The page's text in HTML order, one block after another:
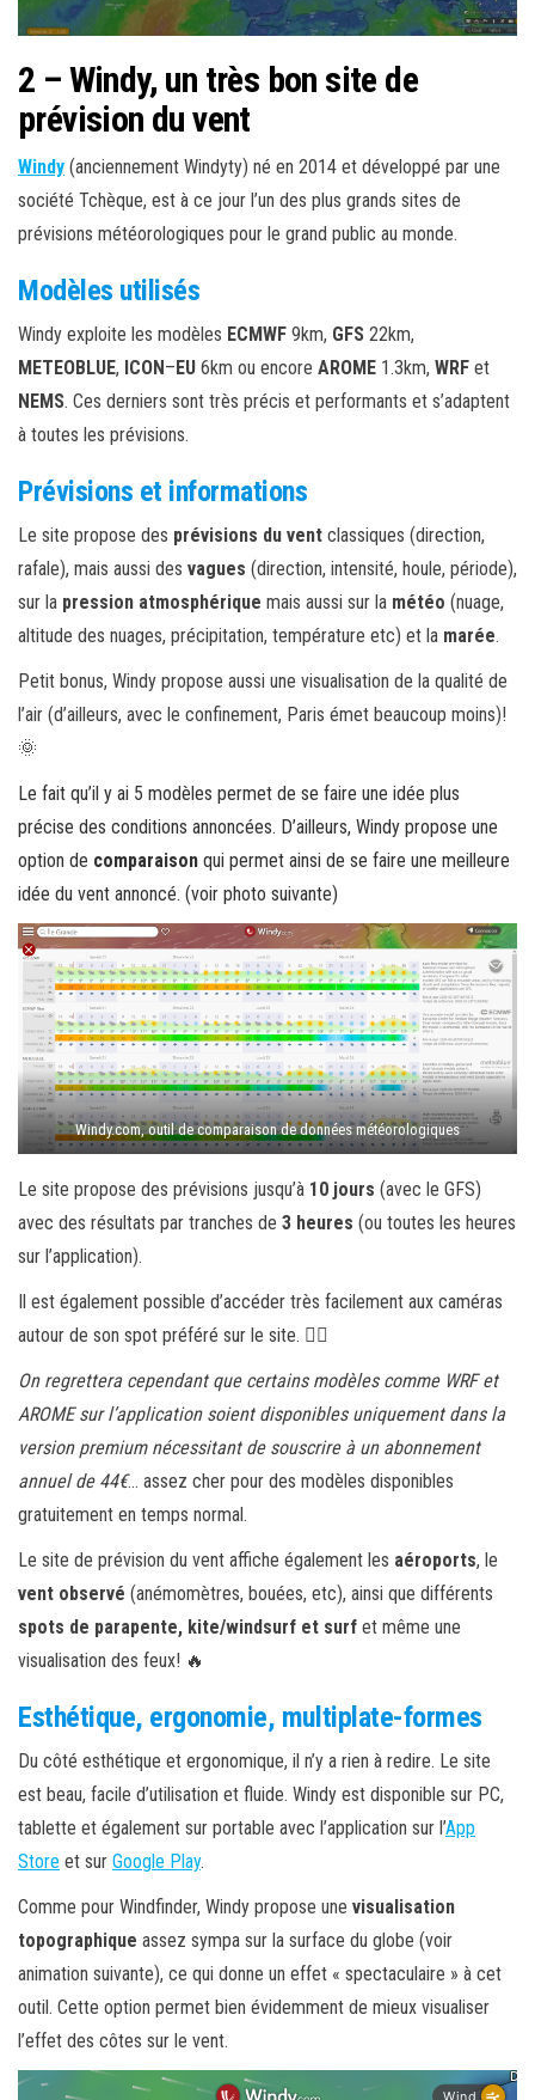
2 – Windy, un très bon site de
prévision du vent
Windy (anciennement Windyty) né en 2014 et développé par une
société Tchèque, est à ce jour l’un des plus grands sites de
prévisions météorologiques pour le grand public au monde.
Modèles utilisés
Windy exploite les modèles ECMWF 9km, GFS 22km,
METEOBLUE, ICON – EU 6km ou encore AROME 1.3km, WRF et
NEMS. Ces derniers sont très précis et performants et s’adaptent
à toutes les prévisions.
Prévisions et informations
Le site propose des prévisions du vent classiques (direction,
rafale), mais aussi des vagues (direction, intensité, houle, période),
sur la pression atmosphérique mais aussi sur la météo (nuage,
altitude des nuages, précipitation, température etc) et la marée.
Petit bonus, Windy propose aussi une visualisation de la qualité de
l’air (d’ailleurs, avec le confinement, Paris émet beaucoup moins)!
🌞
Le fait qu’il y ai 5 modèles permet de se faire une idée plus
précise des conditions annoncées. D’ailleurs, Windy propose une
option de comparaison qui permet ainsi de se faire une meilleure
idée du vent annoncé. (voir photo suivante)
Windy.com, outil de comparaison de données météorologiques
Le site propose des prévisions jusqu’à 10 jours (avec le GFS)
avec des résultats par tranches de 3 heures (ou toutes les heures
sur l’application).
Il est également possible d’accéder très facilement aux caméras
autour de son spot préféré sur le site. 👌🏼
On regrettera cependant que certains modèles comme WRF et
AROME sur l’application soient disponibles uniquement dans la
version premium nécessitant de souscrire à un abonnement
annuel de 44€… assez cher pour des modèles disponibles
gratuitement en temps normal.
Le site de prévision du vent affiche également les aéroports, le
vent observé (anémomètres, bouées, etc), ainsi que différents
spots de parapente, kite/windsurf et surf et même une
visualisation des feux! 🔥
Esthétique, ergonomie, multiplate-formes
Du côté esthétique et ergonomique, il n’y a rien à redire. Le site
est beau, facile d’utilisation et fluide. Windy est disponible sur PC,
tablette et également sur portable avec l’application sur l’App
Store et sur Google Play.
Comme pour Windfinder, Windy propose une visualisation
topographique assez sympa sur la surface du globe (voir
animation suivante), ce qui donne un effet « spectaculaire » à cet
outil. Cette option permet bien évidemment de mieux visualiser
l’effet des côtes sur le vent.